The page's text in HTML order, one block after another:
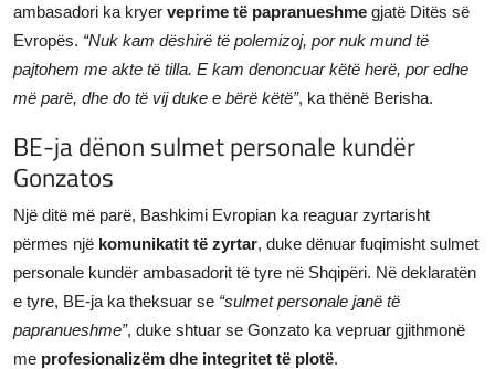
ambasadori ka kryer veprime të papranueshme gjatë Ditës së
Evropës. “Nuk kam dëshirë të polemizoj, por nuk mund të
pajtohem me akte të tilla. E kam denoncuar këtë herë, por edhe
më parë, dhe do të vij duke e bërë këtë”, ka thënë Berisha.
BE-ja dënon sulmet personale kundër
Gonzatos
Një ditë më parë, Bashkimi Evropian ka reaguar zyrtarisht
përmes një komunikatit të zyrtar, duke dënuar fuqimisht sulmet
personale kundër ambasadorit të tyre në Shqipëri. Në deklaratën
e tyre, BE-ja ka theksuar se “sulmet personale janë të
papranueshme”, duke shtuar se Gonzato ka vepruar gjithmonë
me profesionalizëm dhe integritet të plotë.